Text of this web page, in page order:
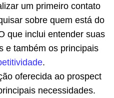
um primeiro contato
sobre quem está do
que inclui entender suas
e também os principais
.
oferecida ao prospect
necessidades.